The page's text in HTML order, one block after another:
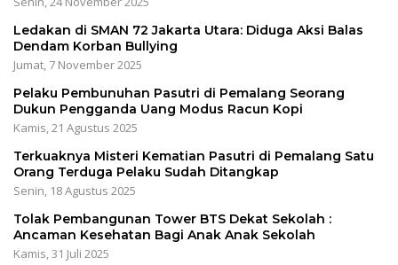
Ledakan di SMAN 72 Jakarta Utara: Diduga Aksi Balas
Dendam Korban Bullying
Jumat, 7 November 2025
Pelaku Pembunuhan Pasutri di Pemalang Seorang
Dukun Pengganda Uang Modus Racun Kopi
Kamis, 21 Agustus 2025
Terkuaknya Misteri Kematian Pasutri di Pemalang Satu
Orang Terduga Pelaku Sudah Ditangkap
Senin, 18 Agustus 2025
Tolak Pembangunan Tower BTS Dekat Sekolah :
Ancaman Kesehatan Bagi Anak Anak Sekolah
Kamis, 31 Juli 2025